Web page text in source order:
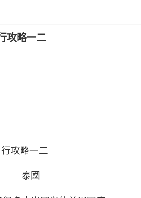
攻略一二
泰國